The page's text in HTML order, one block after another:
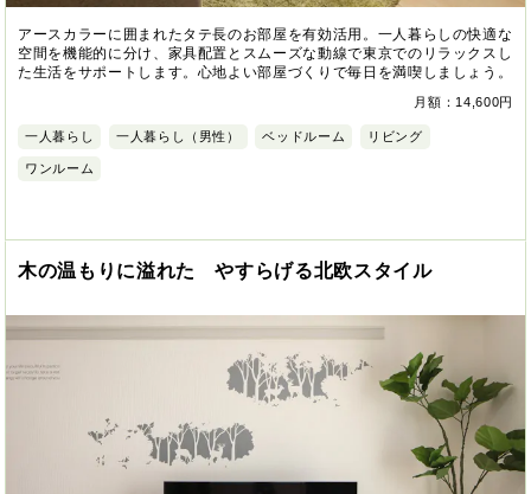
アースカラーに囲まれたタテ長のお部屋を有効活用。一人暮らしの快適な
空間を機能的に分け、家具配置とスムーズな動線で東京でのリラックスし
た生活をサポートします。心地よい部屋づくりで毎日を満喫しましょう。
月額：14,600円
一人暮らし 一人暮らし（男性） ベッドルーム リビング
ワンルーム
木の温もりに溢れた やすらげる北欧スタイル